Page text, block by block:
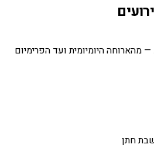
— מהארוחה היומיומית ועד הפרימיום
חתן